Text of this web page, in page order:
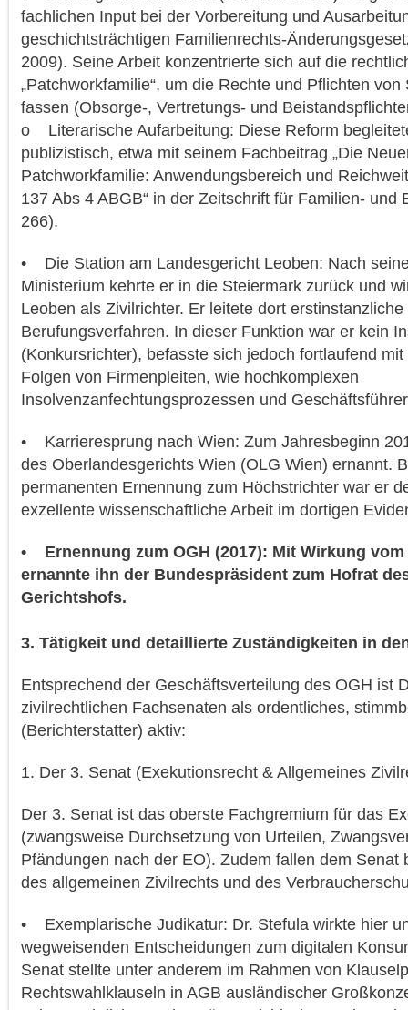
fachlichen Input bei der Vorbereitung und
geschichtsträchtigen Familienrechts-
2009). Seine Arbeit konzentrierte sich auf die
„Patchworkfamilie“, um die Rechte und Pflichten
fassen (Obsorge-, Vertretungs- und
o Literarische Aufarbeitung: Diese Reform
publizistisch, etwa mit seinem Fachbeitrag „Die
Patchworkfamilie: Anwendungsbereich und
137 Abs 4 ABGB“ in der Zeitschrift für Familien- und
266).
• Die Station am Landesgericht Leoben: Nach
Ministerium kehrte er in die Steiermark zurück und
Leoben als Zivilrichter. Er leitete dort
Berufungsverfahren. In dieser Funktion war er kein
(Konkursrichter), befasste sich jedoch fortlaufend
Folgen von Firmenpleiten, wie hochkomplexen
Insolvenzanfechtungsprozessen und
• Karrieresprung nach Wien: Zum Jahresbeginn
des Oberlandesgerichts Wien (OLG Wien) ernannt.
permanenten Ernennung zum Höchstrichter war er
exzellente wissenschaftliche Arbeit im dortigen
• Ernennung zum OGH (2017): Mit Wirkung vom
ernannte ihn der Bundespräsident zum Hofrat
Gerichtshofs.
3. Tätigkeit und detaillierte Zuständigkeiten in
Entsprechend der Geschäftsverteilung des OGH ist
zivilrechtlichen Fachsenaten als ordentliches,
(Berichterstatter) aktiv:
1. Der 3. Senat (Exekutionsrecht & Allgemeines
Der 3. Senat ist das oberste Fachgremium für das
(zwangsweise Durchsetzung von Urteilen,
Pfändungen nach der EO). Zudem fallen dem Senat
des allgemeinen Zivilrechts und des
• Exemplarische Judikatur: Dr. Stefula wirkte hier
wegweisenden Entscheidungen zum digitalen
Senat stellte unter anderem im Rahmen von
Rechtswahlklauseln in AGB ausländischer